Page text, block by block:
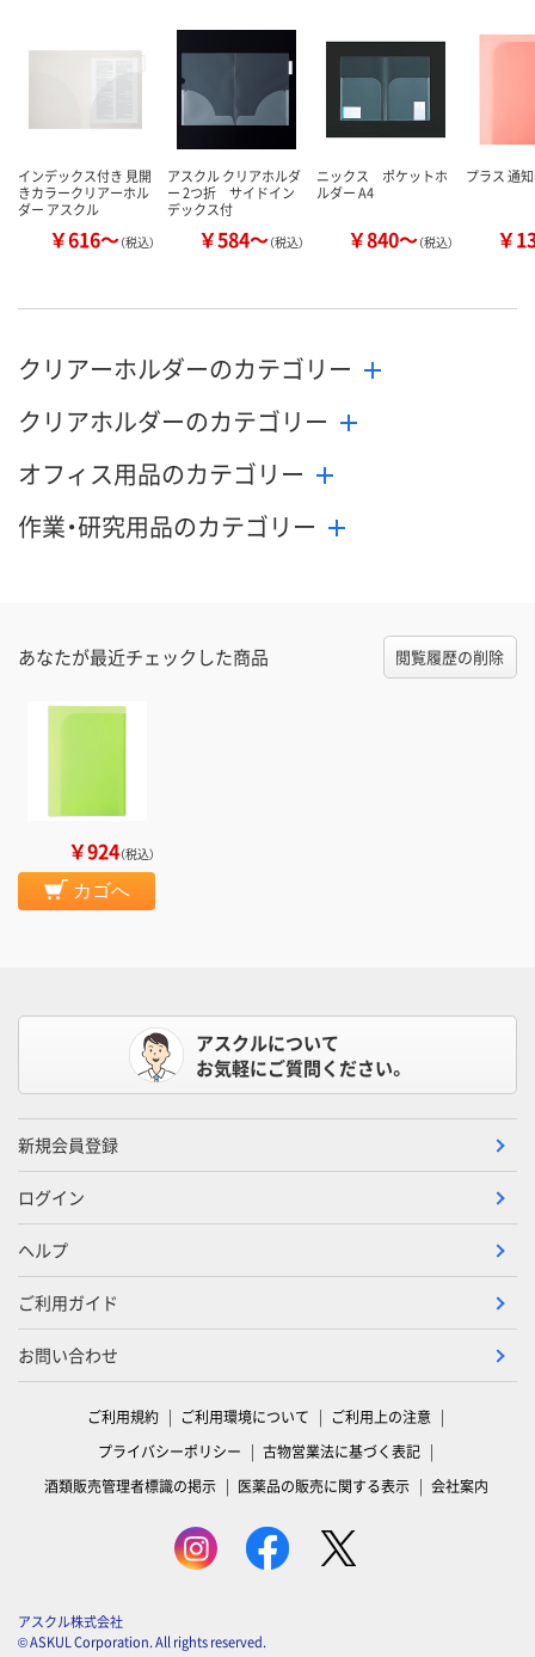
カゴへ カ
インデックス付き 見開
きカラークリアーホル
ダー アスクル
￥616～（税込）
アスクル クリアホルダ
ー 2つ折 サイドイン
デックス付
￥584～（税込）
ニックス ポケットホ
ルダー A4
￥840～（税込）
プラス 通
￥
クリアーホルダーのカテゴリー
クリアホルダーのカテゴリー
オフィス用品のカテゴリー
作業・研究用品のカテゴリー
あなたが最近チェックした商品 閲覧履歴の削除
￥924（税込）
カゴへ
アスクルについて
お気軽にご質問ください。
新規会員登録
ログイン
ヘルプ
ご利用ガイド
お問い合わせ
ご利用規約 ご利用環境について
ご利用上の注意
プライバシーポリシー
古物営業法に基づく表記
酒類販売管理者標識の掲示
医薬品の販売に関する表示 会社案内
アスクル株式会社
© ASKUL Corporation. All rights reserved.